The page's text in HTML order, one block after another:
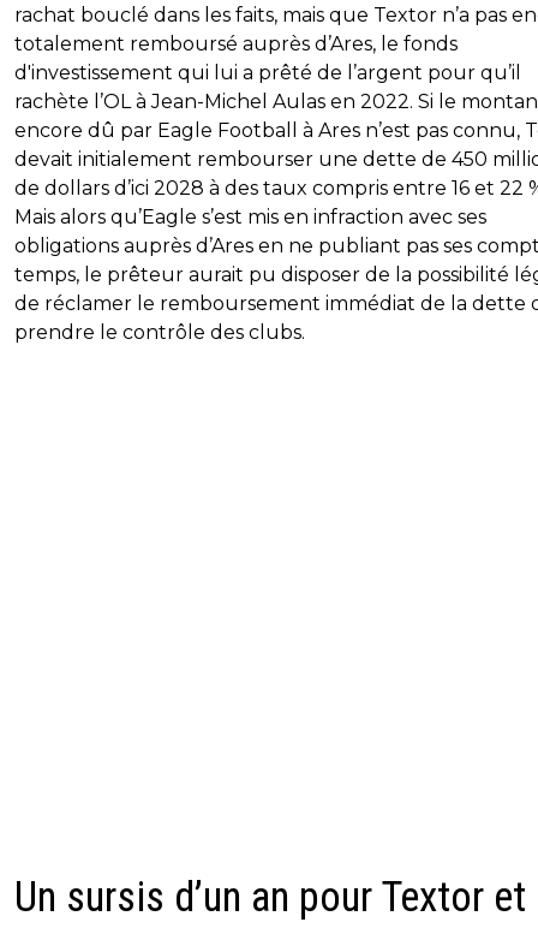
rachat bouclé dans les faits, mais que Textor n’a pas
totalement remboursé auprès d’Ares, le fonds
d'investissement qui lui a prêté de l’argent pour qu’il
rachète l’OL à Jean-Michel Aulas en 2022. Si le
encore dû par Eagle Football à Ares n’est pas connu,
devait initialement rembourser une dette de 450
de dollars d’ici 2028 à des taux compris entre 16 et 22
Mais alors qu’Eagle s’est mis en infraction avec ses
obligations auprès d’Ares en ne publiant pas ses
temps, le prêteur aurait pu disposer de la possibilité
de réclamer le remboursement immédiat de la dette
prendre le contrôle des clubs.
Un sursis d’un an pour Textor et